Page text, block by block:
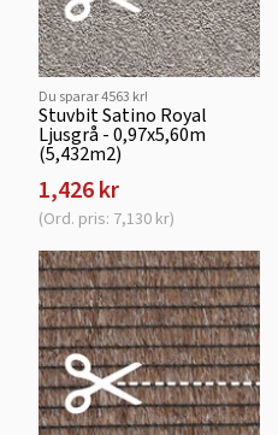
Du sparar 4563 kr!
Stuvbit Satino Royal
Ljusgrå - 0,97x5,60m
(5,432m2)
1,426 kr
(Ord. pris: 7,130 kr)